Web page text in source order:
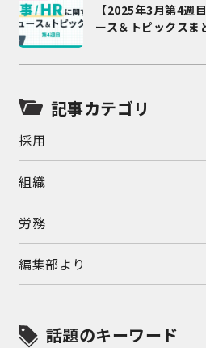
【2025年3月第4週
ース＆トピックスま
記事カテゴリ
採用
組織
労務
編集部より
話題のキーワード